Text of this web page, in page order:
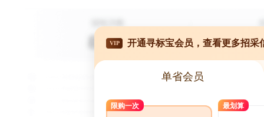
VIP 开通寻标宝会员，查看更多招采
单省会员
限购一次 最划算